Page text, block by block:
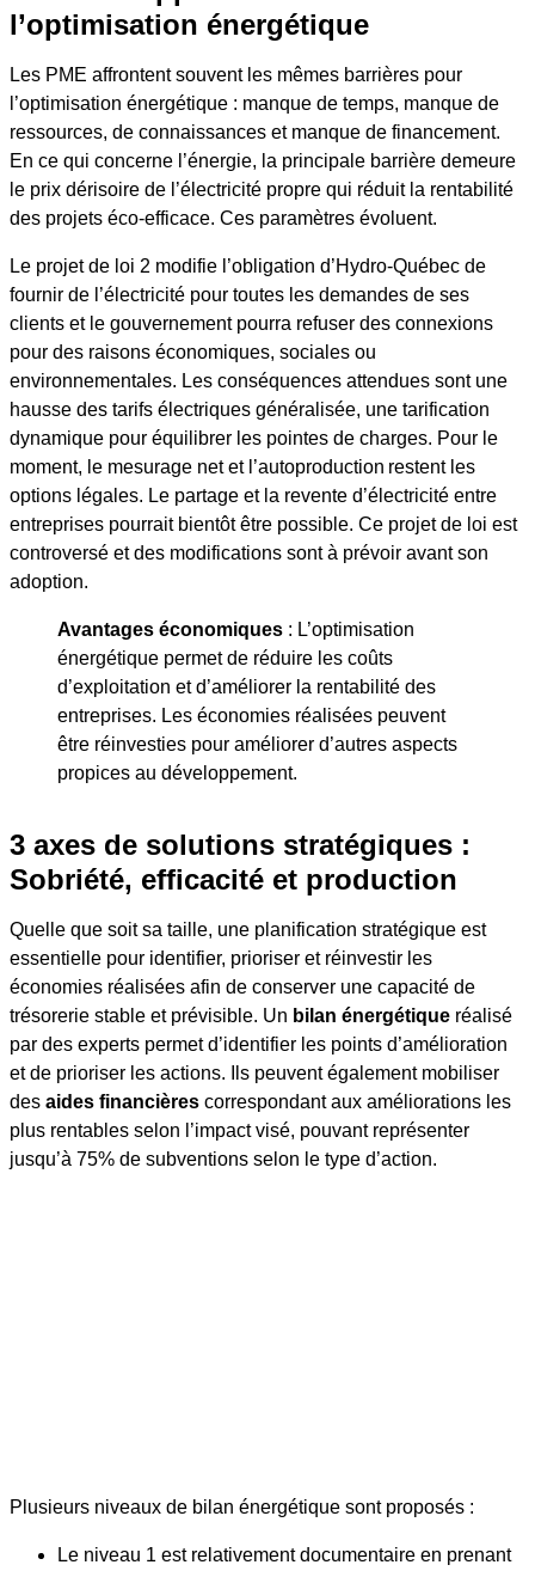
l’optimisation énergétique
Les PME affrontent souvent les mêmes barrières pour
l’optimisation énergétique : manque de temps, manque de
ressources, de connaissances et manque de financement.
En ce qui concerne l’énergie, la principale barrière demeure
le prix dérisoire de l’électricité propre qui réduit la rentabilité
des projets éco-efficace. Ces paramètres évoluent.
Le projet de loi 2 modifie l’obligation d’Hydro-Québec de
fournir de l’électricité pour toutes les demandes de ses
clients et le gouvernement pourra refuser des connexions
pour des raisons économiques, sociales ou
environnementales. Les conséquences attendues sont une
hausse des tarifs électriques généralisée, une tarification
dynamique pour équilibrer les pointes de charges. Pour le
moment, le mesurage net et l’autoproduction restent les
options légales. Le partage et la revente d’électricité entre
entreprises pourrait bientôt être possible. Ce projet de loi est
controversé et des modifications sont à prévoir avant son
adoption.
Avantages économiques : L’optimisation
énergétique permet de réduire les coûts
d’exploitation et d’améliorer la rentabilité des
entreprises. Les économies réalisées peuvent
être réinvesties pour améliorer d’autres aspects
propices au développement.
3 axes de solutions stratégiques :
Sobriété, efficacité et production
Quelle que soit sa taille, une planification stratégique est
essentielle pour identifier, prioriser et réinvestir les
économies réalisées afin de conserver une capacité de
trésorerie stable et prévisible. Un bilan énergétique réalisé
par des experts permet d’identifier les points d’amélioration
et de prioriser les actions. Ils peuvent également mobiliser
des aides financières correspondant aux améliorations les
plus rentables selon l’impact visé, pouvant représenter
jusqu’à 75% de subventions selon le type d’action.
Plusieurs niveaux de bilan énergétique sont proposés :
Le niveau 1 est relativement documentaire en prenant